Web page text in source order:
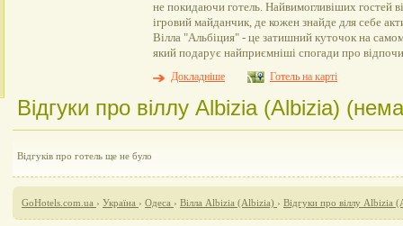
не покидаючи готель. Найвимогливіших гостей
ігровий майданчик, де кожен знайде для себе
Вілла "Альбіция" - це затишний куточок на
який подарує найприємніші спогади про
Докладніше
Готель на карті
Відгуки про віллу Albizia (Albizia)
Відгуків про готель ще не було
GoHotels.com.ua › Україна › Одеса › Вілла Albizia (Albizia) › Відгуки про віллу Albizia